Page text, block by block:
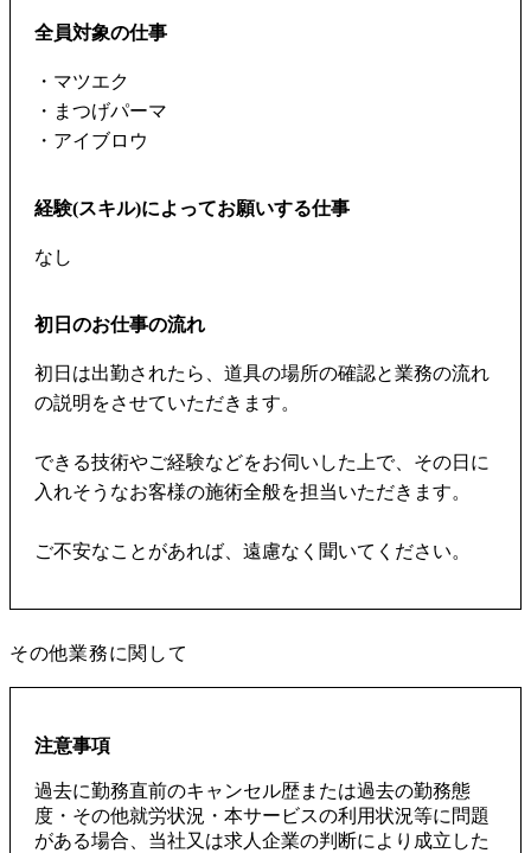
全員対象の仕事
・マツエク
・まつげパーマ
・アイブロウ
経験(スキル)によってお願いする仕事
なし
初日のお仕事の流れ
初日は出勤されたら、道具の場所の確認と業務の流れ
の説明をさせていただきます。
できる技術やご経験などをお伺いした上で、その日に
入れそうなお客様の施術全般を担当いただきます。
ご不安なことがあれば、遠慮なく聞いてください。
その他業務に関して
注意事項
過去に勤務直前のキャンセル歴または過去の勤務態
度・その他就労状況・本サービスの利用状況等に問題
がある場合、当社又は求人企業の判断により成立した